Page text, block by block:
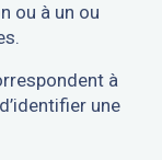
ou à un ou
à
une